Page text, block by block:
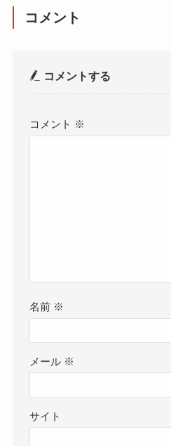
コメント
コメントする
コメント ※
名前 ※
メール ※
サイト